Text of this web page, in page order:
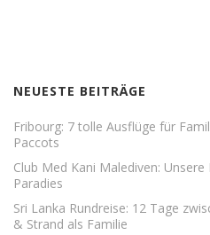
NEUESTE BEITRÄGE
Fribourg: 7 tolle Ausflüge für
Paccots
Club Med Kani Malediven:
Paradies
Sri Lanka Rundreise: 12 Tage
& Strand als Familie